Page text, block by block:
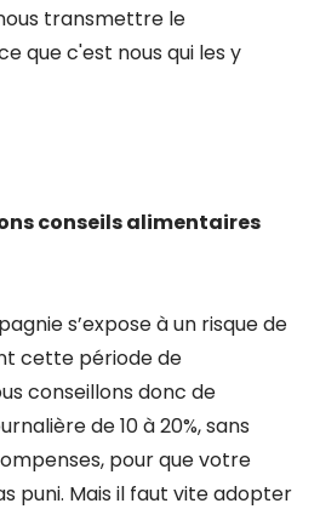
transmettre le
que c'est nous qui les y
conseils alimentaires
s’expose à un risque de
cette période de
conseillons donc de
de 10 à 20%, sans
pour que votre
puni. Mais il faut vite adopter